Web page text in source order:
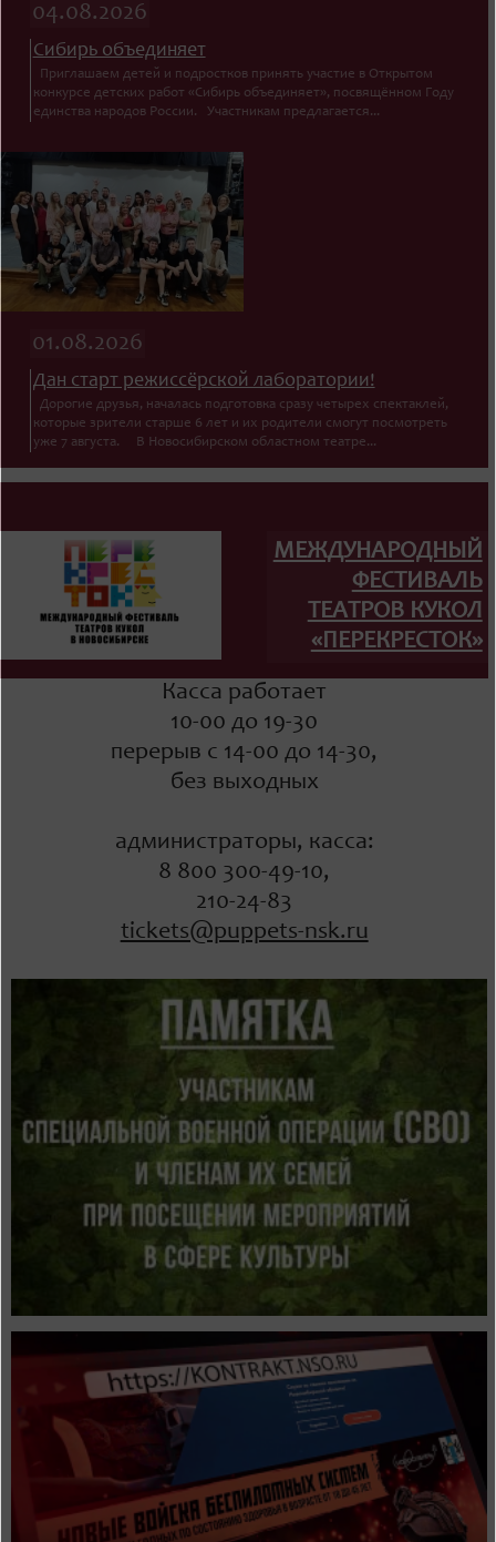
04.08.2026
Сибирь объединяет
Приглашаем детей и подростков принять участие в Открытом
конкурсе детских работ «Сибирь объединяет», посвящённом Году
единства народов России. Участникам предлагается...
01.08.2026
Дан старт режиссёрской лаборатории!
Дорогие друзья, началась подготовка сразу четырех спектаклей,
которые зрители старше 6 лет и их родители смогут посмотреть
уже 7 августа. В Новосибирском областном театре...
МЕЖДУНАРОДНЫЙ
ФЕСТИВАЛЬ
ТЕАТРОВ КУКОЛ
«ПЕРЕКРЕСТОК»
Касса работает
10-00 до 19-30
перерыв с 14-00 до 14-30,
без выходных
администраторы, касса:
8 800 300-49-10,
210-24-83
tickets@puppets-nsk.ru